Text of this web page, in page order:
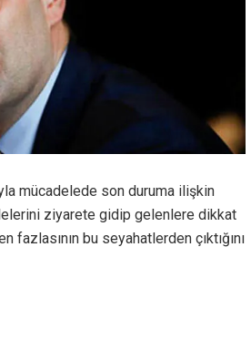
mücadelede son duruma ilişkin
ziyarete gidip gelenlere dikkat
bu seyahatlerden çıktığını